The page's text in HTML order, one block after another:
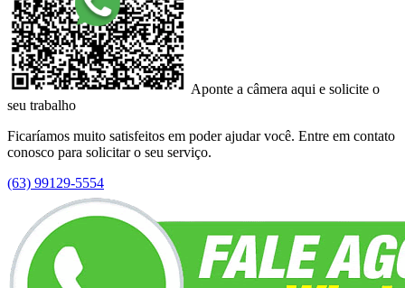
Aponte a câmera aqui e solicite o
seu trabalho
Ficaríamos muito satisfeitos em poder ajudar você. Entre em contato
conosco para solicitar o seu serviço.
(63) 99129-5554